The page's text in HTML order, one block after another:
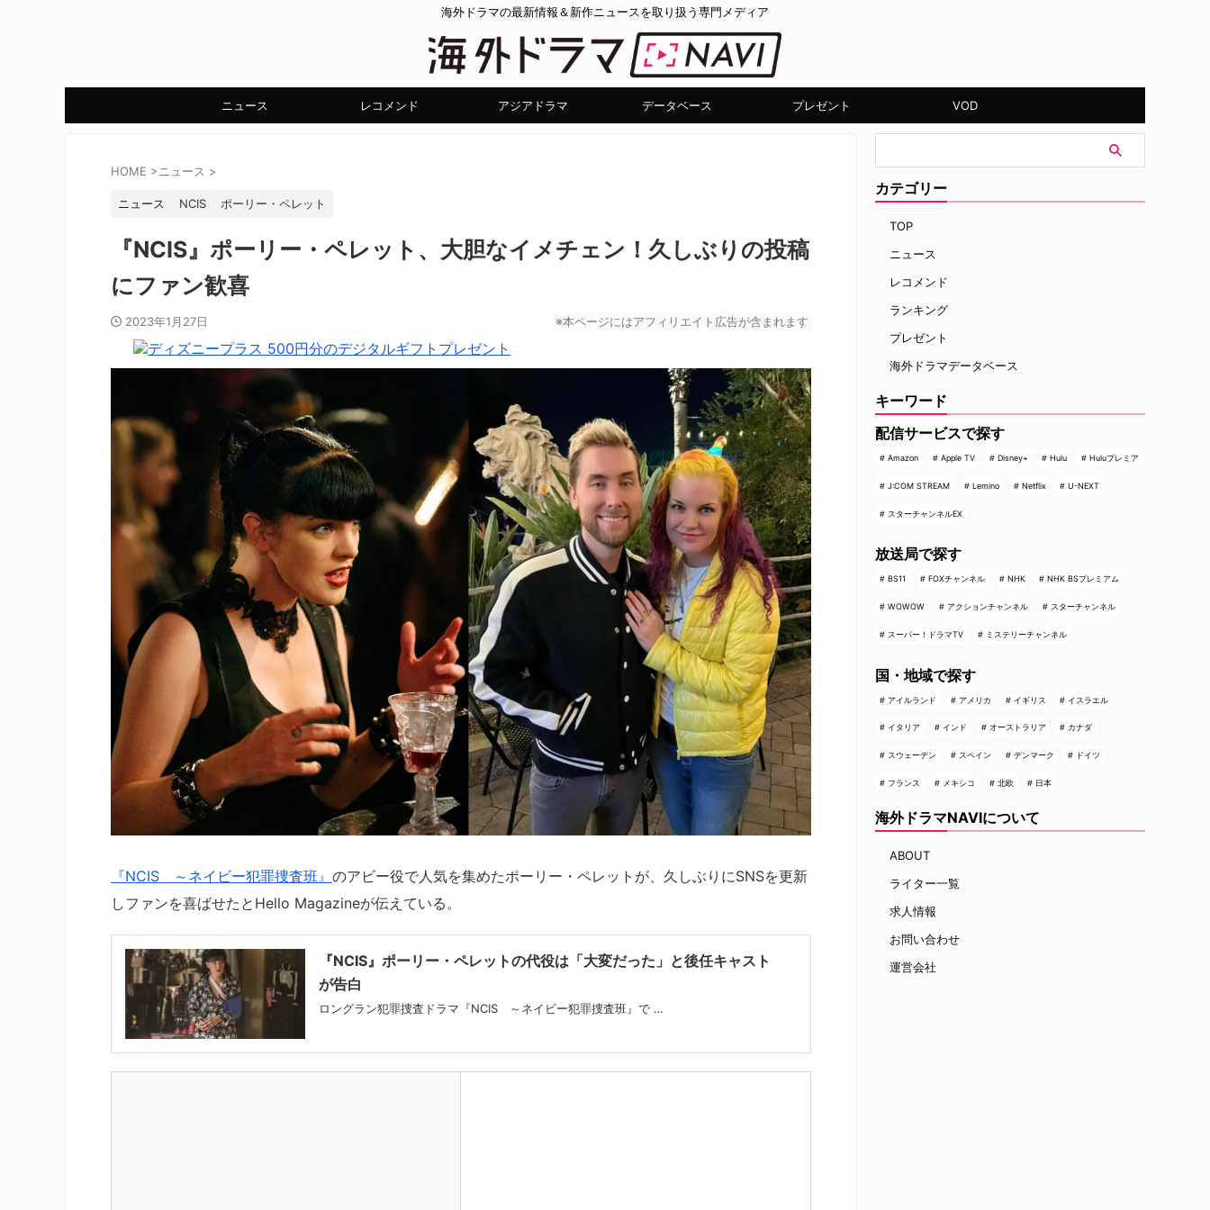
海外ドラマの最新情報＆新作ニュースを取り扱う専門メディア
ニュース レコメンド アジアドラマ データベース プレゼント VOD
HOME >ニュース >
ニュース NCIS ポーリー・ペレット
『NCIS』ポーリー・ペレット、大胆なイメチェン！久しぶりの投稿
にファン歓喜
2023年1月27日 ※本ページにはアフィリエイト広告が含まれます
『NCIS ～ネイビー犯罪捜査班』 のアビー役で人気を集めたポーリー・ペレットが、久しぶりにSNSを更新
しファンを喜ばせたとHello Magazineが伝えている。
『NCIS』ポーリー・ペレットの代役は「大変だった」と後任キャスト
が告白
ロングラン犯罪捜査ドラマ『NCIS ～ネイビー犯罪捜査班』で …
カテゴリー
TOP
ニュース
レコメンド
ランキング
プレゼント
海外ドラマデータベース
キーワード
配信サービスで探す
Amazon Apple TV Disney+ Hulu Huluプレミア
J:COM STREAM Lemino Netflix U-NEXT
スターチャンネルEX
放送局で探す
BS11 FOXチャンネル NHK NHK BSプレミアム
WOWOW アクションチャンネル スターチャンネル
スーパー！ドラマTV ミステリーチャンネル
国・地域で探す
アイルランド アメリカ イギリス イスラエル
イタリア インド オーストラリア カナダ
スウェーデン スペイン デンマーク ドイツ
フランス メキシコ 北欧 日本
海外ドラマNAVIについて
ABOUT
ライター一覧
求人情報
お問い合わせ
運営会社